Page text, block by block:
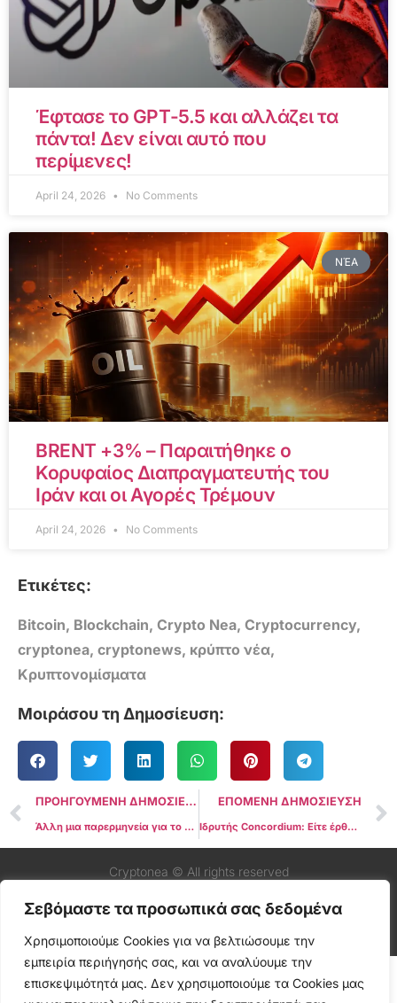
Σεβόμαστε τα προσωπικά σας δεδομένα
Χρησιμοποιούμε Cookies για να βελτιώσουμε την
εμπειρία περιήγησής σας, και να αναλύουμε την
επισκεψιμότητά μας. Δεν χρησιμοποιούμε τα Cookies μας
Έφτασε το GPT-5.5 και αλλάζει τα
πάντα! Δεν είναι αυτό που
περίμενες!
April 24, 2026 No Comments
ΝΈΑ
BRENT +3% – Παραιτήθηκε ο
Κορυφαίος Διαπραγματευτής του
Ιράν και οι Αγορές Τρέμουν
April 24, 2026 No Comments
Ετικέτες:
Bitcoin, Blockchain, Crypto Nea, Cryptocurrency,
cryptonea, cryptonews, κρύπτο νέα,
Κρυπτονομίσματα
Μοιράσου τη Δημοσίευση:
ΠΡΟΗΓΟΥΜΕΝΗ ΔΗΜΟΣΙΕΥΣΗ
Άλλη μια παρερμηνεία για το ότι η Binance ανακοινώνει τη διαγραφή των Stablecoins στην Ευρώπη λόγω ανησυχιών για τη συμμόρφωση με το MiCA
ΕΠΟΜΕΝΗ ΔΗΜΟΣΙΕΥΣΗ
Ιδρυτής Concordium: Είτε έρθουν τα Bitcoin ETFs είτε όχι, ετοιμαστείτε για ένα «περίεργο» Crypto Bull Market
Cryptonea © All rights reserved